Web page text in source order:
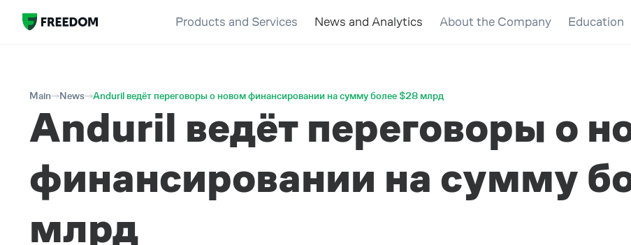
Products and Services News and Analytics About the Company Education
Main News Anduril ведёт переговоры о новом финансировании на сумму более $28 млрд
Anduril ведёт переговоры о
финансировании на сумму
млрд